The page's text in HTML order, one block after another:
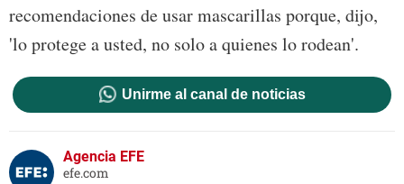
recomendaciones de usar mascarillas porque, dijo,
'lo protege a usted, no solo a quienes lo rodean'.
Unirme al canal de noticias
Agencia EFE
efe.com